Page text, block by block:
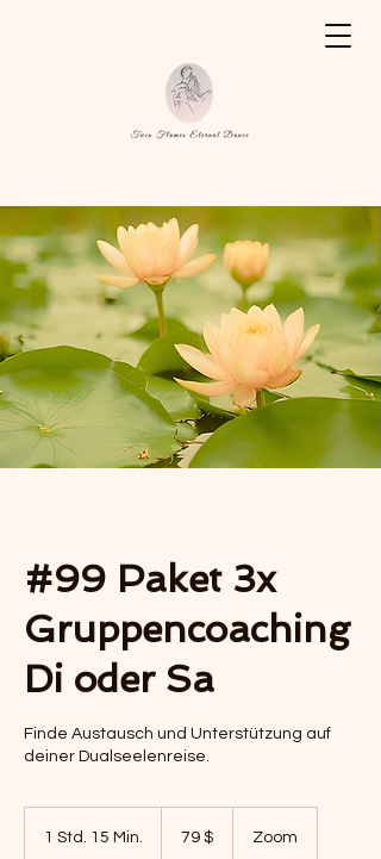
#99 Paket 3x
Gruppencoaching
Di oder Sa
Finde Austausch und Unterstützung auf
deiner Dualseelenreise.
1 Std. 15 Min.
Dollar79 $ Zoom